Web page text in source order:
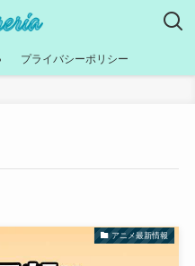
プライバシーポリシー
アニメ最新情報